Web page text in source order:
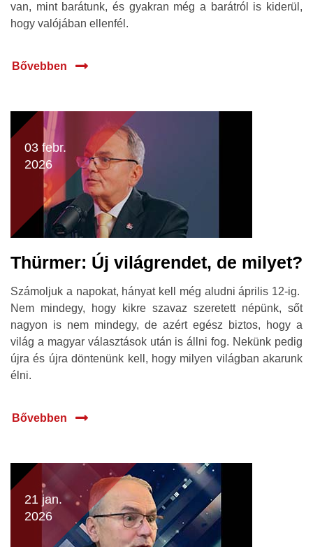
van, mint barátunk, és gyakran még a barátról is kiderül,
hogy valójában ellenfél.
Bővebben
03 febr.
2026
Thürmer: Új világrendet, de milyet?
Számoljuk a napokat, hányat kell még aludni április 12-ig.
Nem mindegy, hogy kikre szavaz szeretett népünk, sőt
nagyon is nem mindegy, de azért egész biztos, hogy a
világ a magyar választások után is állni fog. Nekünk pedig
újra és újra döntenünk kell, hogy milyen világban akarunk
élni.
Bővebben
21 jan.
2026